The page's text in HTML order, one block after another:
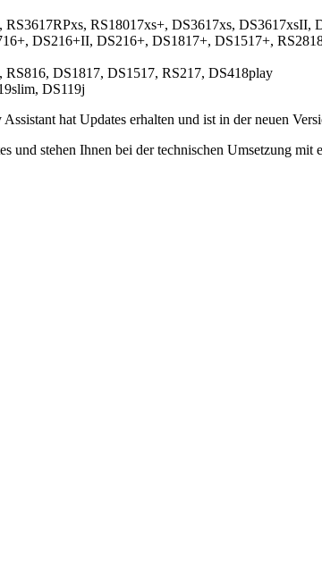
RS18017xs+, DS3617xs, DS3617xsII,
DS216+II, DS216+, DS1817+, DS1517+,
DS1817, DS1517, RS217, DS418play
DS119j
hat Updates erhalten und ist in der neuen
stehen Ihnen bei der technischen Umsetzung mit